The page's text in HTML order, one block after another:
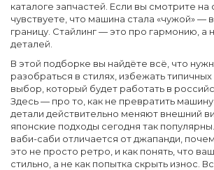
каталоге запчастей. Если вы смотрите на
чувствуете, что машина стала «чужой» —
границу. Стайлинг — это про гармонию, а
деталей.
В этой подборке вы найдёте всё, что
разобраться в стилях, избежать
выбор, который будет работать в
Здесь — про то, как не превратить машину
детали действительно меняют внешний
японские подходы сегодня так
ваби-саби отличается от джапанди,
это не просто ретро, и как понять, что
стильно, а не как попытка скрыть износ.